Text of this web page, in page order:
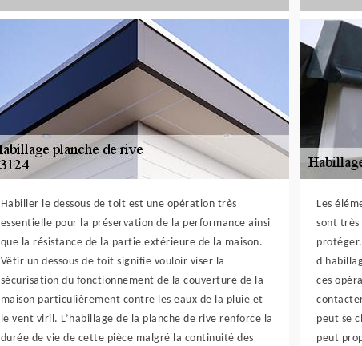
Habiller le dessous de toit est une opération très
essentielle pour la préservation de la performance ainsi
que la résistance de la partie extérieure de la maison.
Vêtir un dessous de toit signifie vouloir viser la
sécurisation du fonctionnement de la couverture de la
maison particulièrement contre les eaux de la pluie et
le vent viril. L’habillage de la planche de rive renforce la
durée de vie de cette pièce malgré la continuité des
Les
sont très
ces
peut se
peut